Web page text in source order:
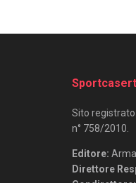
Sito
n° 758/2010.
Editore:
Direttore